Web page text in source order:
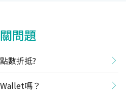
問題
數折抵?
嗎？